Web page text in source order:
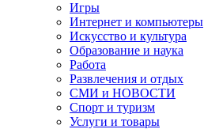
Игры
Интернет и компьютеры
Искусство и культура
Образование и наука
Работа
Развлечения и отдых
СМИ и НОВОСТИ
Спорт и туризм
Услуги и товары